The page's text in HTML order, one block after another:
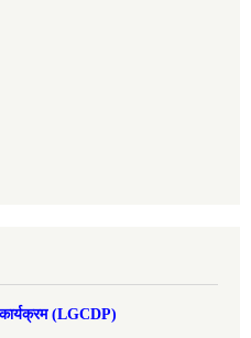
(LGCDP)